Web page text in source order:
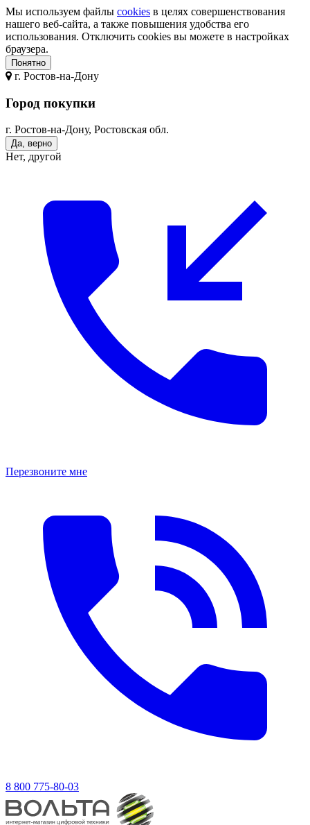
Мы используем файлы cookies в целях совершенствования
нашего веб-сайта, а также повышения удобства его
использования. Отключить cookies вы можете в настройках
браузера.
Понятно
г. Ростов-на-Дону
Город покупки
г. Ростов-на-Дону, Ростовская обл.
Да, верно
Нет, другой
Перезвоните мне
8 800 775-80-03